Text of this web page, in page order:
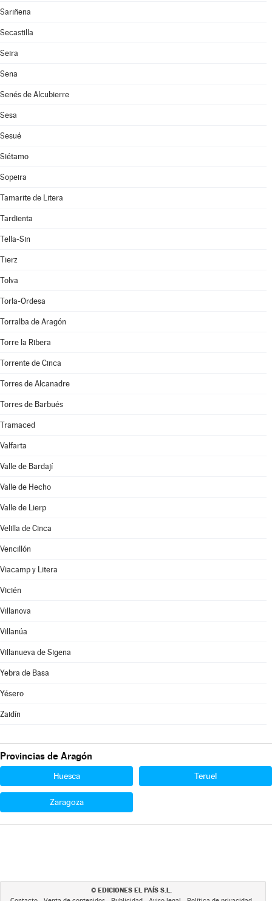
Sariñena
Secastilla
Seira
Sena
Senés de Alcubierre
Sesa
Sesué
Siétamo
Sopeira
Tamarite de Litera
Tardienta
Tella-Sin
Tierz
Tolva
Torla-Ordesa
Torralba de Aragón
Torre la Ribera
Torrente de Cinca
Torres de Alcanadre
Torres de Barbués
Tramaced
Valfarta
Valle de Bardají
Valle de Hecho
Valle de Lierp
Velilla de Cinca
Vencillón
Viacamp y Litera
Vicién
Villanova
Villanúa
Villanueva de Sigena
Yebra de Basa
Yésero
Zaidín
Provincias de Aragón
Huesca Teruel
Zaragoza
© EDICIONES EL PAÍS S.L.